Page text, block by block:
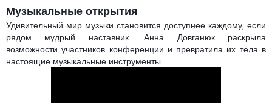
Музыкальные открытия
Удивительный мир музыки становится доступнее каждому, если
рядом мудрый наставник. Анна Довганюк раскрыла
возможности участников конференции и превратила их тела в
настоящие музыкальные инструменты.